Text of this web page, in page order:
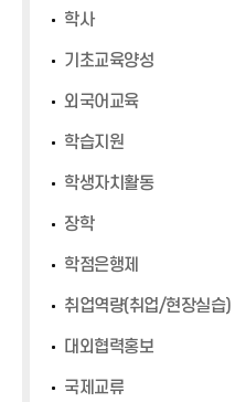
학사
기초교육양성
외국어교육
학습지원
학생자치활동
장학
학점은행제
취업역량(취업/현장실습)
대외협력홍보
국제교류